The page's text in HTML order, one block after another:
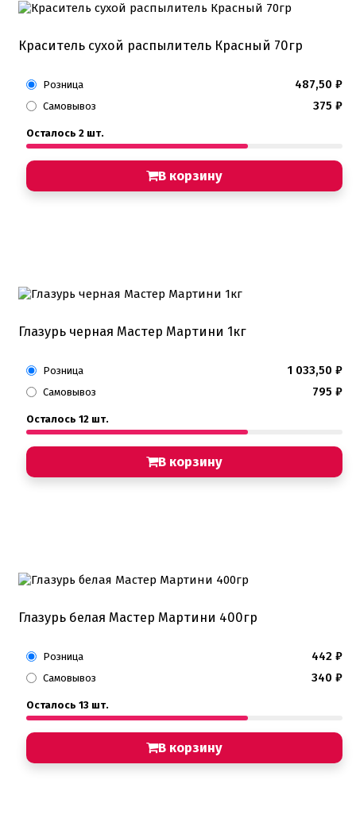
Краситель сухой распылитель Красный 70гр
Розница 487,50 ₽
Самовывоз 375 ₽
Осталось 2 шт.
В корзину
Глазурь черная Мастер Мартини 1кг
Розница 1 033,50 ₽
Самовывоз 795 ₽
Осталось 12 шт.
В корзину
Глазурь белая Мастер Мартини 400гр
Розница 442 ₽
Самовывоз 340 ₽
Осталось 13 шт.
В корзину